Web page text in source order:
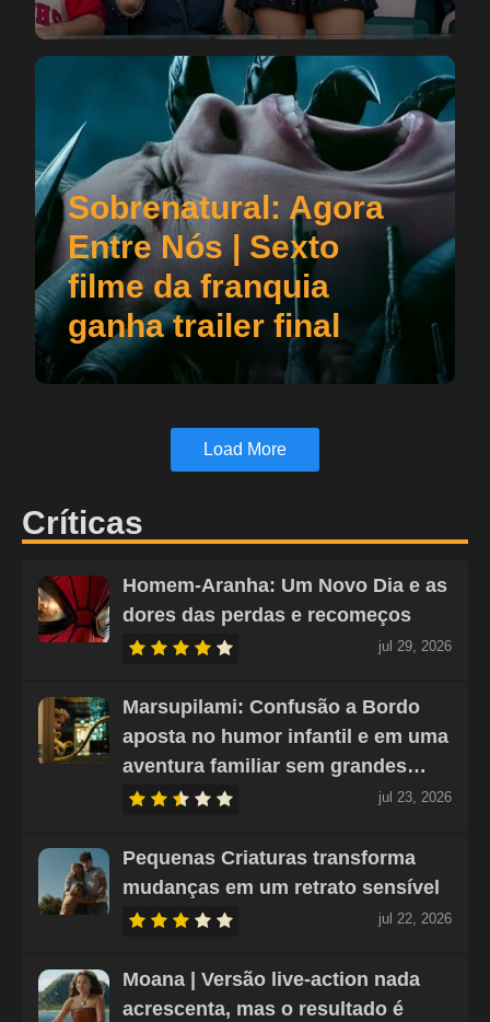
Sobrenatural: Agora
Entre Nós | Sexto
filme da franquia
ganha trailer final
Load More
Críticas
Homem-Aranha: Um Novo Dia e as
dores das perdas e recomeços
jul 29, 2026
Marsupilami: Confusão a Bordo
aposta no humor infantil e em uma
aventura familiar sem grandes…
jul 23, 2026
Pequenas Criaturas transforma
mudanças em um retrato sensível
jul 22, 2026
Moana | Versão live-action nada
acrescenta, mas o resultado é